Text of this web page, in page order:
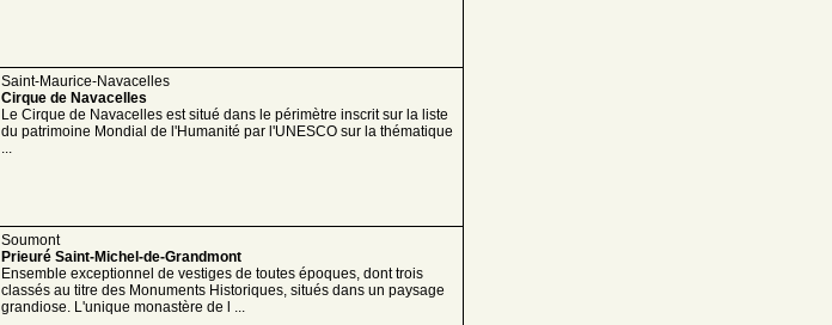
Saint-Maurice-Navacelles
Cirque de Navacelles
Le Cirque de Navacelles est situé dans le périmètre inscrit sur la liste
du patrimoine Mondial de l'Humanité par l'UNESCO sur la thématique
...
Soumont
Prieuré Saint-Michel-de-Grandmont
Ensemble exceptionnel de vestiges de toutes époques, dont trois
classés au titre des Monuments Historiques, situés dans un paysage
grandiose. L'unique monastère de l ...